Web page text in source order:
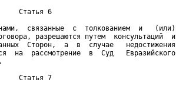
Статья 6
связанные  с  толкованием  и   (или)
разрешаются путем  консультаций  и
Сторон,  а  в  случае   недостижения
на  рассмотрение  в  Суд   Евразийского
Статья 7